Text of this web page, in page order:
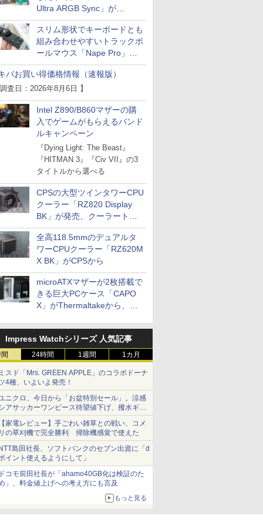
Ultra ARGB Sync」が
Thermaltakeから
スリム形状でキーボードとも
組み合わせやすいトラックボ
ールマウス「Nape Pro」が
Keychronから
バお買い得価格情報（速報版）
査日：2026年8月6日 】
Intel Z890/B860マザーの購
入でゲームがもらえるバンド
ルキャンペーン
『Dying Light: The Beast』
『HITMAN 3』『Civ VII』の3
タイトルから選べる
CPSの大型ツインタワーCPU
クーラー「RZ820 Display
BK」が発売、クーラートッ
プに5インチ液晶搭載
全高118.5mmのデュアルタ
ワーCPUクーラー「RZ620M
X BK」がCPSから
microATXマザーが2枚搭載で
きる巨大PCケース「CAPO
X」がThermaltakeから、カ
Impress Watchシリーズ 人気記事
24時間 1週間 1カ月
スド「Mrs. GREEN APPLE」のコラボドーナ
4種、いよいよ発売！
ニクロ、今日から「お盆特別セール」。涼感
アサッカーワンピース待望値下げ、撥水ギア
ョーツは1990円に
家電レビュー】手ごわい雑草との戦い、コメ
の草刈機で完全勝利 掃除機感覚で使えた
島田社長、ソフトバンクのセブン出資に「d
イント使えるようにして」
コモ前田社長が「ahamo40GB化は検証のた
」、料金値上げへの考え方にも言及
もっと見る